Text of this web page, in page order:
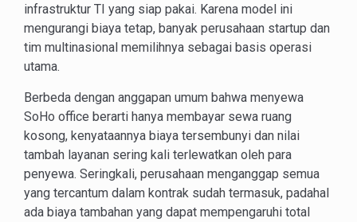
infrastruktur TI yang siap pakai. Karena model ini
mengurangi biaya tetap, banyak perusahaan startup dan
tim multinasional memilihnya sebagai basis operasi
utama.
Berbeda dengan anggapan umum bahwa menyewa
SoHo office berarti hanya membayar sewa ruang
kosong, kenyataannya biaya tersembunyi dan nilai
tambah layanan sering kali terlewatkan oleh para
penyewa. Seringkali, perusahaan menganggap semua
yang tercantum dalam kontrak sudah termasuk, padahal
ada biaya tambahan yang dapat mempengaruhi total